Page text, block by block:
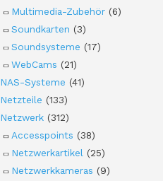
Multimedia-Zubehör (6)
Soundkarten (3)
Soundsysteme (17)
WebCams (21)
NAS-Systeme (41)
Netzteile (133)
Netzwerk (312)
Accesspoints (38)
Netzwerkartikel (25)
Netzwerkkameras (9)